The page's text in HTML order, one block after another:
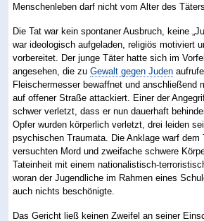
Menschenleben darf nicht vom Alter des
Die Tat war kein spontaner Ausbruch, keine
war ideologisch aufgeladen, religiös motiviert
vorbereitet. Der junge Täter hatte sich im
angesehen, die zuGewalt gegen Juden
Fleischermesser bewaffnet und anschließend
auf offener Straße attackiert. Einer der
schwer verletzt, dass er nun dauerhaft
Opfer wurden körperlich verletzt, drei leiden
psychischen Traumata. Die Anklage warf dem
versuchten Mord und zweifache schwere
Tateinheit mit einem nationalistisch-
woran der Jugendliche im Rahmen eines
auch nichts beschönigte.
Das Gericht ließ keinen Zweifel an seiner